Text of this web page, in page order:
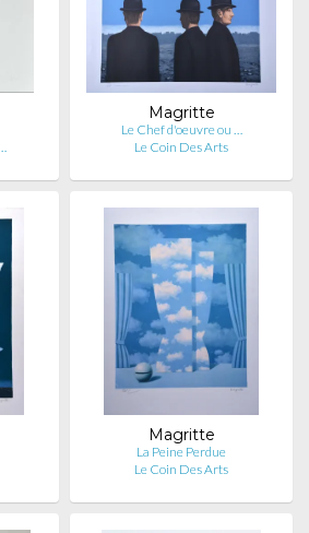
Magritte
Le Chef d'oeuvre ou …
Le Coin Des Arts
Magritte
La Peine Perdue
Le Coin Des Arts